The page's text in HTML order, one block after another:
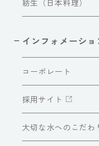
紡生（日本料理）
インフォメーショ
コーポレート
採用サイト
大切な水へのこだわ